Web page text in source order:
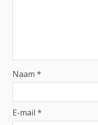
Naam *
E-mail *